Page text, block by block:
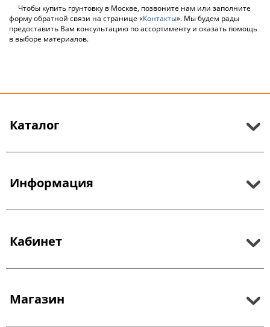
Чтобы купить грунтовку в Москве, позвоните нам или заполните
форму обратной связи на странице «Контакты». Мы будем рады
предоставить Вам консультацию по ассортименту и оказать помощь
в выборе материалов.
Каталог
Информация
Кабинет
Магазин